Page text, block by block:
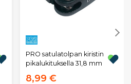
PRO satulatolpan kiristin
pikalukituksella 31,8 mm
8,99 €